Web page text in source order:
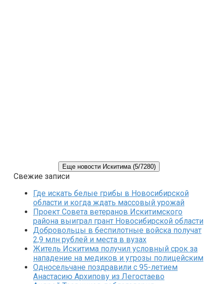
Еще новости Искитима (5/7280)
Свежие записи
Где искать белые грибы в Новосибирской
области и когда ждать массовый урожай
Проект Совета ветеранов Искитимского
района выиграл грант Новосибирской области
Добровольцы в беспилотные войска получат
2,9 млн рублей и места в вузах
Житель Искитима получил условный срок за
нападение на медиков и угрозы полицейским
Односельчане поздравили с 95-летием
Анастасию Архипову из Легостаево